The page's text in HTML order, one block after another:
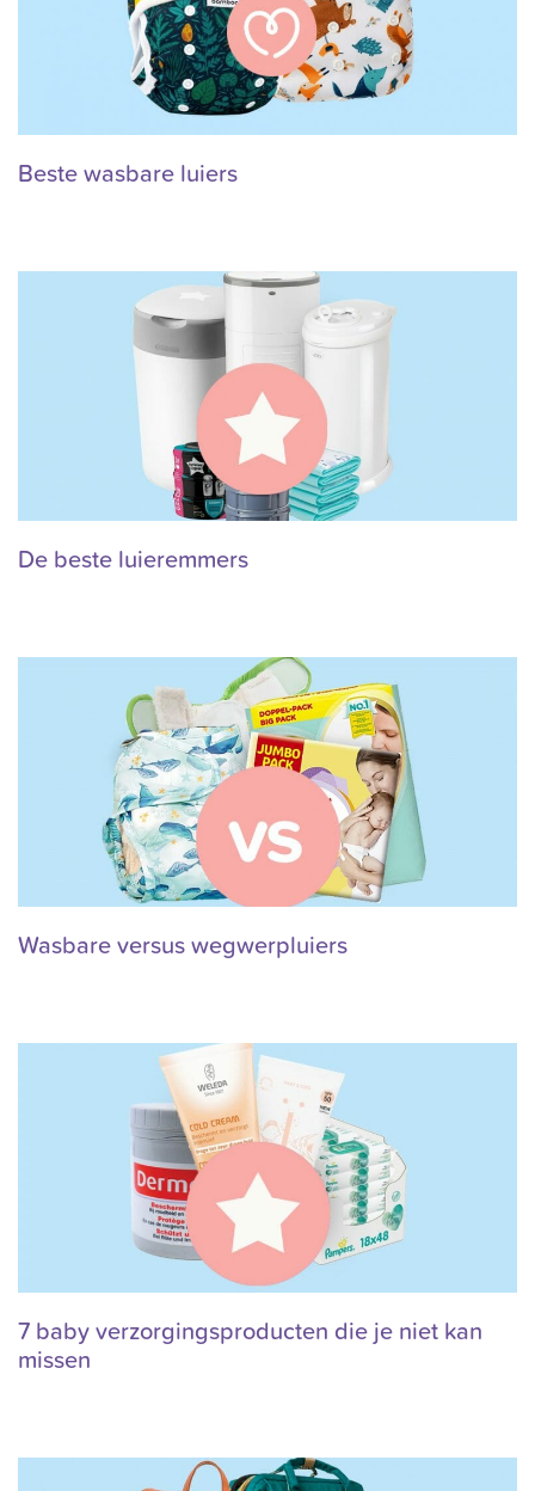
Beste wasbare luiers
De beste luieremmers
Wasbare versus wegwerpluiers
7 baby verzorgingsproducten die je niet kan
missen